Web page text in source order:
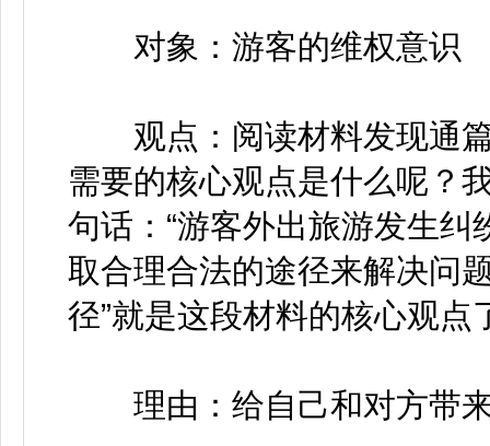
对象：游客的维权意识
观点：阅读材料发现通篇
需要的核心观点是什么呢？
句话：“游客外出旅游发生
取合理合法的途径来解决问
径”就是这段材料的核心观点
理由：给自己和对方带来